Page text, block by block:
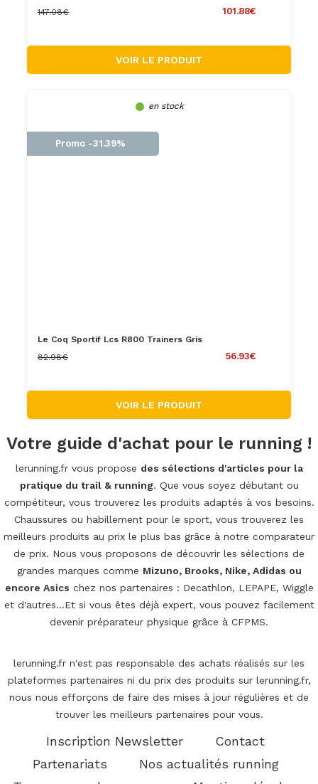
101.88€
147.08€
VOIR LE PRODUIT
en stock
Promo -31.39%
Le Coq Sportif Lcs R800 Trainers Gris
56.93€
82.98€
VOIR LE PRODUIT
Votre guide d'achat pour le running !
lerunning.fr vous propose des sélections d'articles pour la
pratique du trail & running. Que vous soyez débutant ou
compétiteur, vous trouverez les produits adaptés à vos besoins.
Chaussures ou habillement pour le sport, vous trouverez les
meilleurs produits au prix le plus bas grâce à notre comparateur
de prix. Nous vous proposons de découvrir les sélections de
grandes marques comme Mizuno, Brooks, Nike, Adidas ou
encore Asics chez nos partenaires : Decathlon, LEPAPE, Wiggle
et d'autres...Et si vous êtes déjà expert, vous pouvez facilement
devenir préparateur physique grâce à CFPMS.
lerunning.fr n'est pas responsable des achats réalisés sur les
plateformes partenaires ni du prix des produits sur lerunning.fr,
nous nous efforçons de faire des mises à jour régulières et de
trouver les meilleurs partenaires pour vous.
Inscription Newsletter
Contact
Partenariats
Nos actualités running